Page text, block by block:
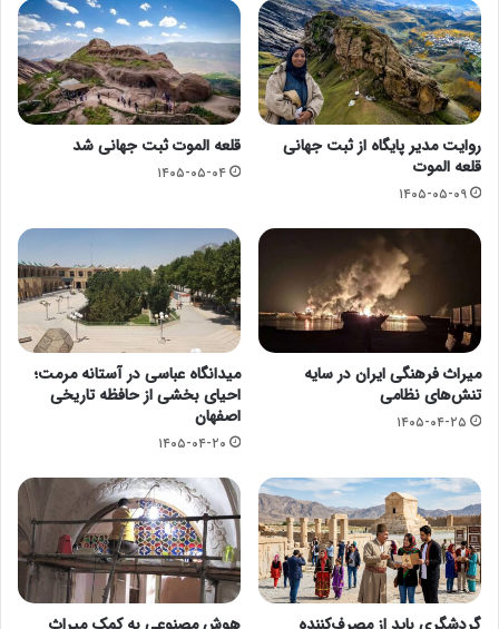
روایت مدیر پایگاه از ثبت جهانی
قلعه الموت
۱۴۰۵-۰۵-۰۹
قلعه الموت ثبت جهانی شد
۱۴۰۵-۰۵-۰۴
میراث فرهنگی ایران در سایه
تنش‌های نظامی
۱۴۰۵-۰۴-۲۵
میدانگاه عباسی در آستانه مرمت؛
احیای بخشی از حافظه تاریخی
اصفهان
۱۴۰۵-۰۴-۲۰